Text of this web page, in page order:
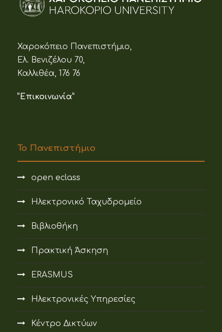
Χαροκόπειο Πανεπιστήμιο,
Ελ. Βενιζέλου 70,
Καλλιθέα, 176 76
“Επικοινωνία”
Το Πανεπιστήμιο
open eclass
Ηλεκτρονικό Ταχυδρομείο
Βιβλιοθήκη
Πρακτική Άσκηση
ERASMUS
Ηλεκτρονικές Υπηρεσίες
Κέντρο Δικτύων